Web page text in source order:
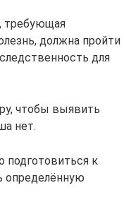
требующая
должна пройти
для
чтобы выявить
нет.
к
определённую